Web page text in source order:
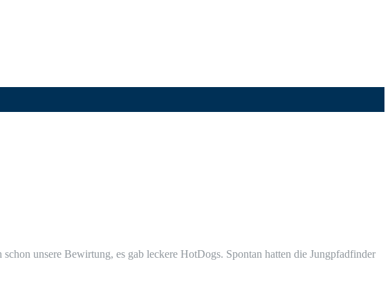
unse­re Bewir­tung, es gab lecke­re Hot­Dogs. Spon­tan hat­ten die Jung­pfad­fin­der